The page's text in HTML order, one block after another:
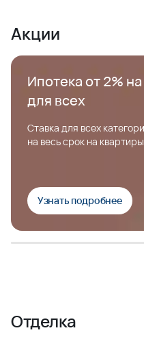
Акции
Ипотека от 2%
для всех
Ставка для всех
на весь срок на
Узнать подробнее
Отделка